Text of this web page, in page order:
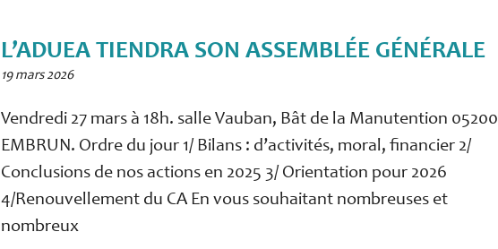
L’ADUEA TIENDRA SON ASSEMBLÉE GÉNÉRALE
19 mars 2026
Vendredi 27 mars à 18h. salle Vauban, Bât de la Manutention 05200
EMBRUN. Ordre du jour 1/ Bilans : d’activités, moral, financier 2/
Conclusions de nos actions en 2025 3/ Orientation pour 2026
4/Renouvellement du CA En vous souhaitant nombreuses et
nombreux